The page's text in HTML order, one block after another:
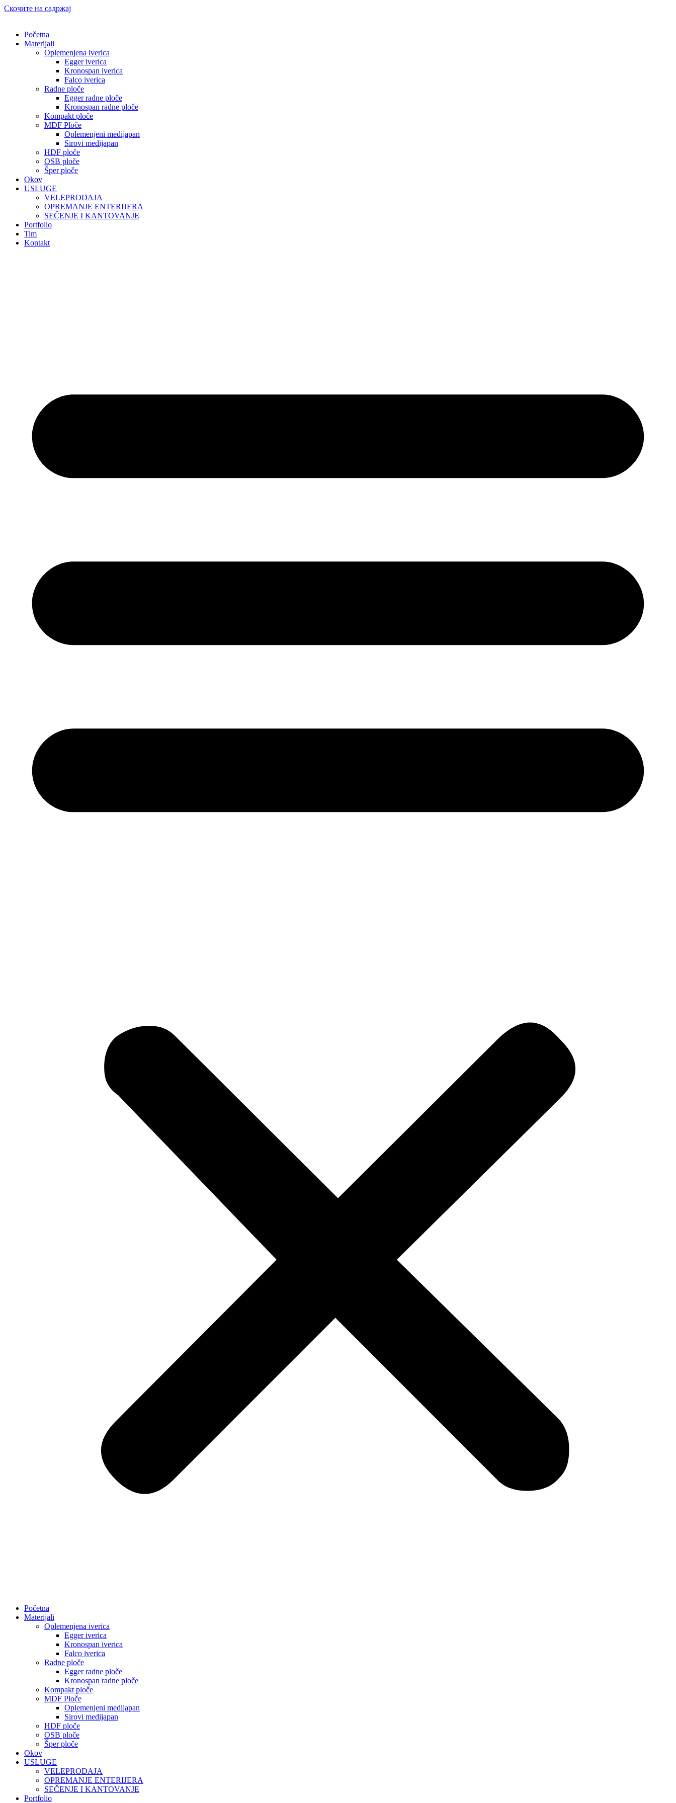
Скочите на садржај
Početna
Materijali
Oplemenjena iverica
Egger iverica
Kronospan iverica
Falco iverica
Radne ploče
Egger radne ploče
Kronospan radne ploče
Kompakt ploče
MDF Ploče
Oplemenjeni medijapan
Sirovi medijapan
HDF ploče
OSB ploče
Šper ploče
Okov
USLUGE
VELEPRODAJA
OPREMANJE ENTERIJERA
SEČENJE I KANTOVANJE
Portfolio
Tim
Kontakt
Početna
Materijali
Oplemenjena iverica
Egger iverica
Kronospan iverica
Falco iverica
Radne ploče
Egger radne ploče
Kronospan radne ploče
Kompakt ploče
MDF Ploče
Oplemenjeni medijapan
Sirovi medijapan
HDF ploče
OSB ploče
Šper ploče
Okov
USLUGE
VELEPRODAJA
OPREMANJE ENTERIJERA
SEČENJE I KANTOVANJE
Portfolio